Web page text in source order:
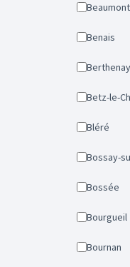
Benais
Berthenay
Betz-le-
Bléré
Bossay-
Bossée
Bourgueil
Bournan